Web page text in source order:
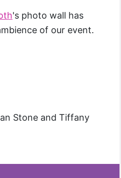
's photo wall has
of our event.
Stone and Tiffany